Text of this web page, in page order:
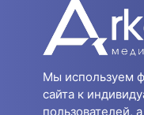
Мы используем
сайта к
пользователей,